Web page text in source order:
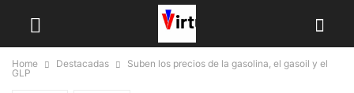
Home Destacadas
Suben los precios de la gasolina, el gasoil y el
GLP